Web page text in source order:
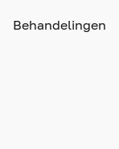
Behandelingen